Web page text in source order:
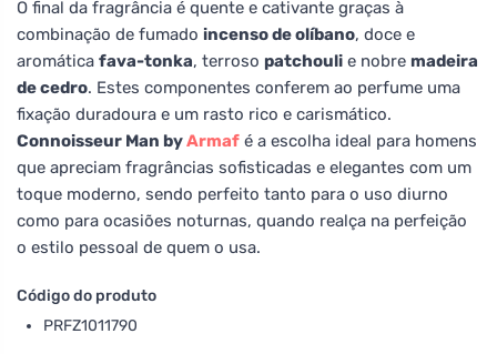
O final da fragrância é quente e cativante graças à
combinação de fumado incenso de olíbano, doce e
aromática fava-tonka, terroso patchouli e nobre madeira
de cedro. Estes componentes conferem ao perfume uma
fixação duradoura e um rasto rico e carismático.
Connoisseur Man byArmaf é a escolha ideal para homens
que apreciam fragrâncias sofisticadas e elegantes com um
toque moderno, sendo perfeito tanto para o uso diurno
como para ocasiões noturnas, quando realça na perfeição
o estilo pessoal de quem o usa.
Código do produto
PRFZ1011790